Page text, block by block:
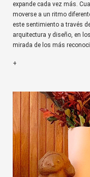
expande cada vez más.
moverse a un ritmo
este sentimiento a través
arquitectura y diseño, en
mirada de los más
+